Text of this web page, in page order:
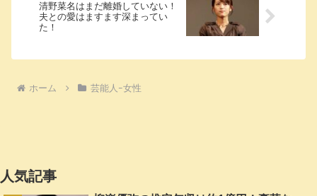
清野菜名はまだ離婚していない！
夫との愛はますます深まってい
た！
ホーム 芸能人ｰ女性
人気記事